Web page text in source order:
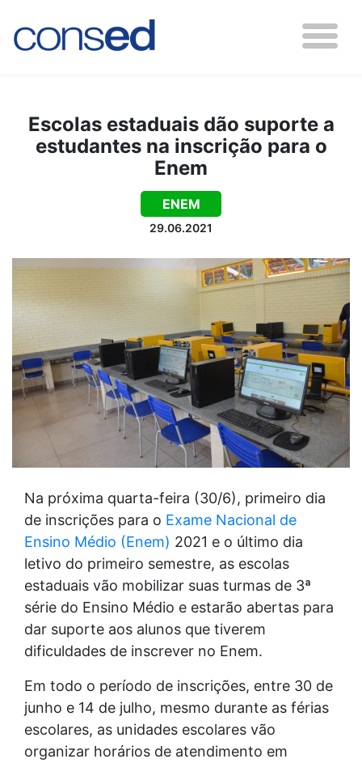
Escolas estaduais dão suporte a
estudantes na inscrição para o
Enem
ENEM
29.06.2021
Na próxima quarta-feira (30/6), primeiro dia
de inscrições para o Exame Nacional de
Ensino Médio (Enem) 2021 e o último dia
letivo do primeiro semestre, as escolas
estaduais vão mobilizar suas turmas de 3ª
série do Ensino Médio e estarão abertas para
dar suporte aos alunos que tiverem
dificuldades de inscrever no Enem.
Em todo o período de inscrições, entre 30 de
junho e 14 de julho, mesmo durante as férias
escolares, as unidades escolares vão
organizar horários de atendimento em